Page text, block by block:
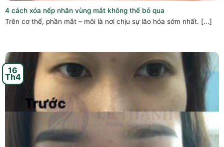
4 cách xóa nếp nhăn vùng mắt không thể bỏ qua
Trên cơ thể, phần mắt – môi là nơi chịu sự lão hóa sớm nhất. [...]
16
Th4